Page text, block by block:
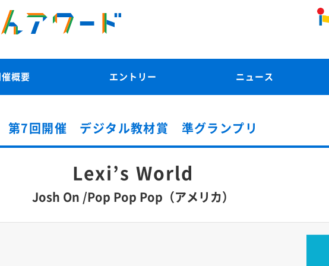
催概要 エントリー ニュース
第7回開催 デジタル教材賞 準グランプリ
Lexi’s World
Josh On /Pop Pop Pop（アメリカ）